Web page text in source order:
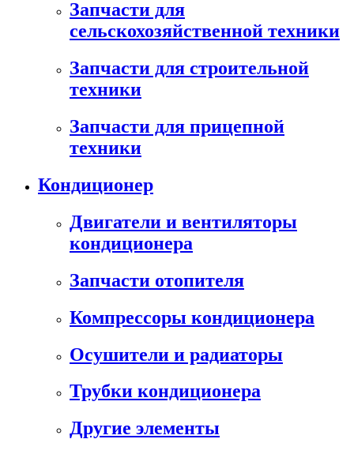
Запчасти для
сельскохозяйственной техники
Запчасти для строительной
техники
Запчасти для прицепной
техники
Кондиционер
Двигатели и вентиляторы
кондиционера
Запчасти отопителя
Компрессоры кондиционера
Осушители и радиаторы
Трубки кондиционера
Другие элементы